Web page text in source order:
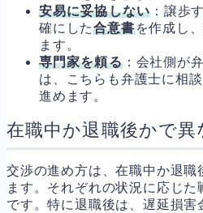
安易に妥協しない：譲歩
確にした合意書を作成し
ます。
専門家を頼る：会社側が
は、こちらも弁護士に相
進めます。
在職中か退職後かで異
交渉の進め方は、在職中か退職
ます。それぞれの状況に応じた
です。特に退職後は、遅延損